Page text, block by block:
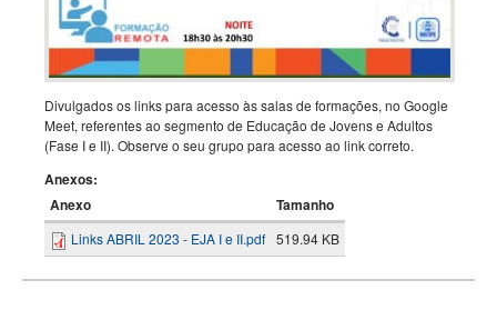
Divulgados os links para acesso às salas de formações, no Google
Meet, referentes ao segmento de Educação de Jovens e Adultos
(Fase I e II). Observe o seu grupo para acesso ao link correto.
Anexos:
Anexo
Tamanho
Links ABRIL 2023 - EJA I e II.pdf 519.94 KB